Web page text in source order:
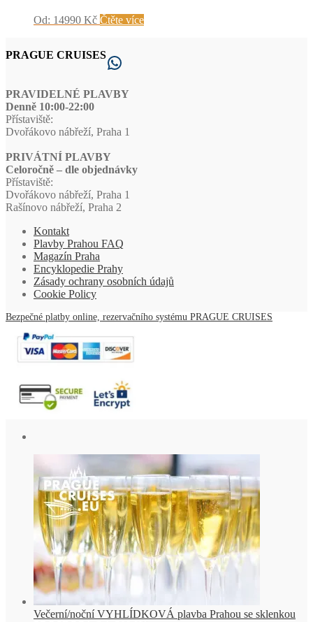
Od: 14990 Kč Čtěte více
PRAGUE CRUISESWhatsApp
PRAVIDELNÉ PLAVBY
Denně 10:00-22:00
Přístaviště:
Dvořákovo nábřeží, Praha 1
PRIVÁTNÍ PLAVBY
Celoročně – dle objednávky
Přístaviště:
Dvořákovo nábřeží, Praha 1
Rašínovo nábřeží, Praha 2
Kontakt
Plavby Prahou FAQ
Magazín Praha
Encyklopedie Prahy
Zásady ochrany osobních údajů
Cookie Policy
Bezpečné platby online, rezervačního systému PRAGUE CRUISES
Večerní/noční VYHLÍDKOVÁ plavba Prahou se sklenkou